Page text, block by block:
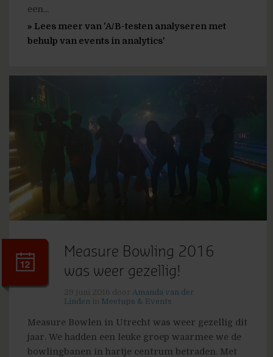
een...
» Lees meer van 'A/B-testen analyseren met
behulp van events in analytics'
Measure Bowling 2016
was weer gezellig!
Amanda van der
Linden
Meetups & Events
Measure Bowlen in Utrecht was weer gezellig dit
jaar. We hadden een leuke groep waarmee we de
bowlingbanen in hartje centrum betraden. Met